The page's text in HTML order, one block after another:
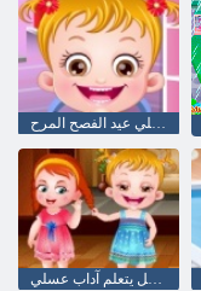
طفل عسلي عيد الفصح المرح
الطفل يتعلم آداب عسلي